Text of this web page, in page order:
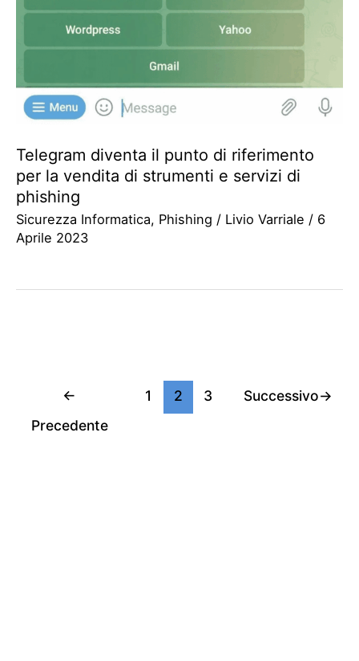
Telegram diventa il punto di riferimento
per la vendita di strumenti e servizi di
phishing
Sicurezza Informatica, Phishing / Livio Varriale / 6
Aprile 2023
←
Precedente
1 2 3 Successivo→